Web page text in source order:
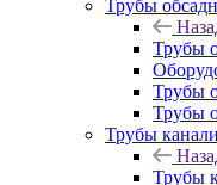
Трубы
Трубы
Трубы
Трубы
Трубы
Трубы